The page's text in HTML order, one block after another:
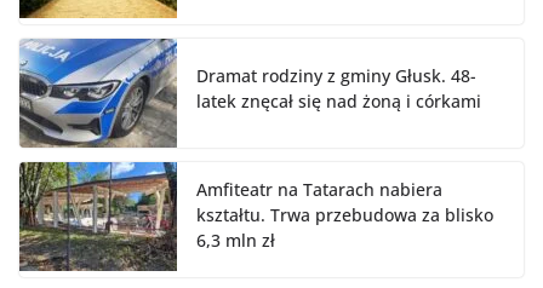
Dramat rodziny z gminy Głusk. 48-
latek znęcał się nad żoną i córkami
Amfiteatr na Tatarach nabiera
kształtu. Trwa przebudowa za blisko
6,3 mln zł